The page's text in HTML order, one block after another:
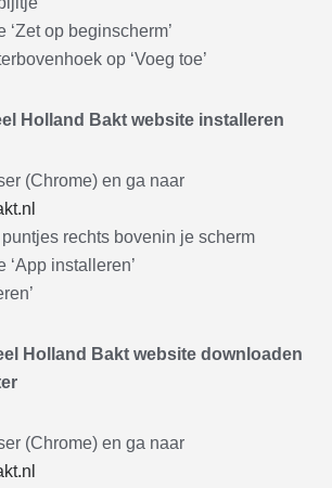
‘Zet op beginscherm’
op ‘Voeg toe’
Holland Bakt website installeren
(Chrome) en ga naar
rechts bovenin je scherm
‘App installeren’
Holland Bakt website downloaden
(Chrome) en ga naar